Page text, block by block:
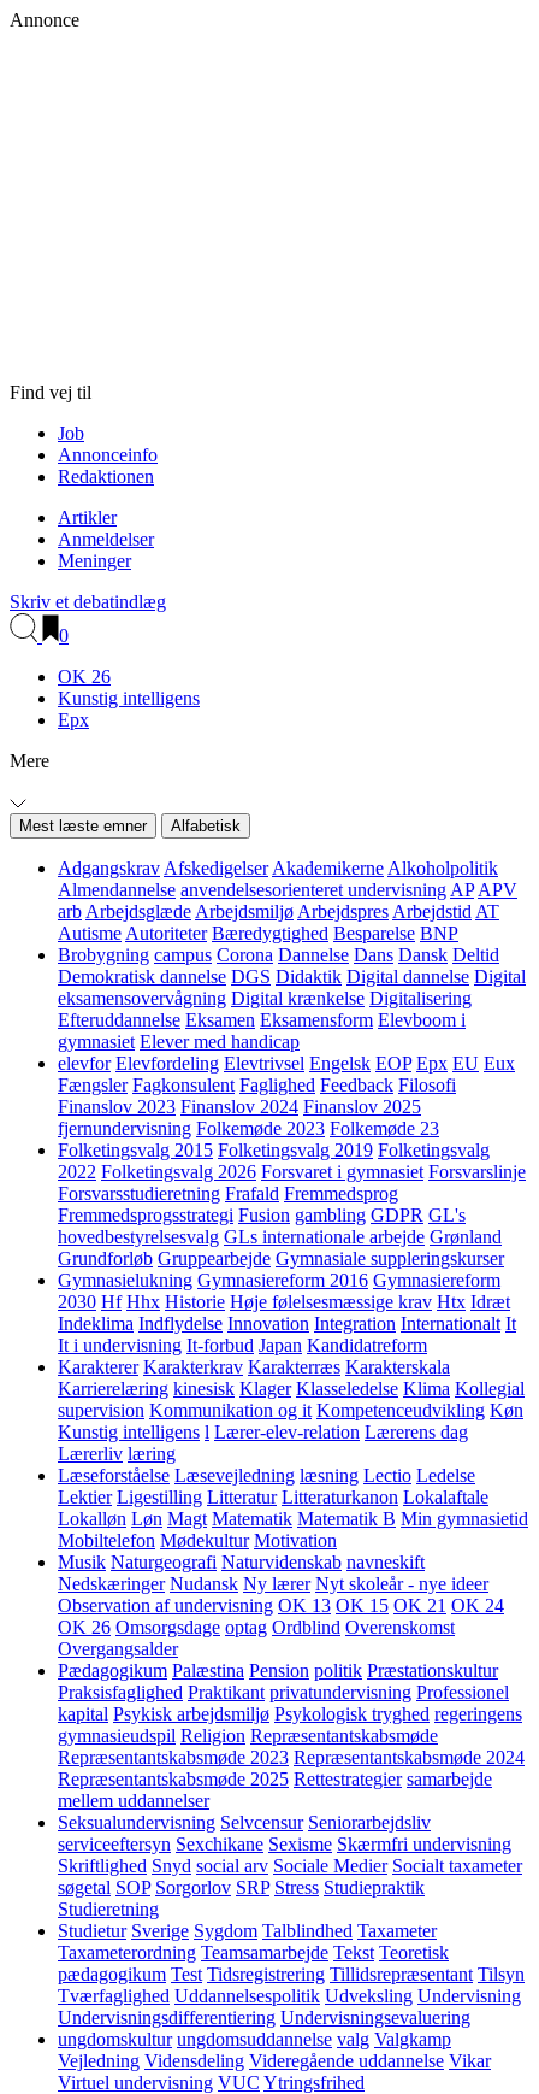
Annonce
Find vej til
Job
Annonceinfo
Redaktionen
Artikler
Anmeldelser
Meninger
Skriv et debatindlæg
0
OK 26
Kunstig intelligens
Epx
Mere
Mest læste emner Alfabetisk
Adgangskrav Afskedigelser Akademikerne Alkoholpolitik
Almendannelse anvendelsesorienteret undervisning AP APV
arb Arbejdsglæde Arbejdsmiljø Arbejdspres Arbejdstid AT
Autisme Autoriteter Bæredygtighed Besparelse BNP
Brobygning campus Corona Dannelse Dans Dansk Deltid
Demokratisk dannelse DGS Didaktik Digital dannelse Digital
eksamensovervågning Digital krænkelse Digitalisering
Efteruddannelse Eksamen Eksamensform Elevboom i
gymnasiet Elever med handicap
elevfor Elevfordeling Elevtrivsel Engelsk EOP Epx EU Eux
Fængsler Fagkonsulent Faglighed Feedback Filosofi
Finanslov 2023 Finanslov 2024 Finanslov 2025
fjernundervisning Folkemøde 2023 Folkemøde 23
Folketingsvalg 2015 Folketingsvalg 2019 Folketingsvalg
2022 Folketingsvalg 2026 Forsvaret i gymnasiet Forsvarslinje
Forsvarsstudieretning Frafald Fremmedsprog
Fremmedsprogsstrategi Fusion gambling GDPR GL's
hovedbestyrelsesvalg GLs internationale arbejde Grønland
Grundforløb Gruppearbejde Gymnasiale suppleringskurser
Gymnasielukning Gymnasiereform 2016 Gymnasiereform
2030 Hf Hhx Historie Høje følelsesmæssige krav Htx Idræt
Indeklima Indflydelse Innovation Integration Internationalt It
It i undervisning It-forbud Japan Kandidatreform
Karakterer Karakterkrav Karakterræs Karakterskala
Karrierelæring kinesisk Klager Klasseledelse Klima Kollegial
supervision Kommunikation og it Kompetenceudvikling Køn
Kunstig intelligens l Lærer-elev-relation Lærerens dag
Lærerliv læring
Læseforståelse Læsevejledning læsning Lectio Ledelse
Lektier Ligestilling Litteratur Litteraturkanon Lokalaftale
Lokalløn Løn Magt Matematik Matematik B Min gymnasietid
Mobiltelefon Mødekultur Motivation
Musik Naturgeografi Naturvidenskab navneskift
Nedskæringer Nudansk Ny lærer Nyt skoleår - nye ideer
Observation af undervisning OK 13 OK 15 OK 21 OK 24
OK 26 Omsorgsdage optag Ordblind Overenskomst
Overgangsalder
Pædagogikum Palæstina Pension politik Præstationskultur
Praksisfaglighed Praktikant privatundervisning Professionel
kapital Psykisk arbejdsmiljø Psykologisk tryghed regeringens
gymnasieudspil Religion Repræsentantskabsmøde
Repræsentantskabsmøde 2023 Repræsentantskabsmøde 2024
Repræsentantskabsmøde 2025 Rettestrategier samarbejde
mellem uddannelser
Seksualundervisning Selvcensur Seniorarbejdsliv
serviceeftersyn Sexchikane Sexisme Skærmfri undervisning
Skriftlighed Snyd social arv Sociale Medier Socialt taxameter
søgetal SOP Sorgorlov SRP Stress Studiepraktik
Studieretning
Studietur Sverige Sygdom Talblindhed Taxameter
Taxameterordning Teamsamarbejde Tekst Teoretisk
pædagogikum Test Tidsregistrering Tillidsrepræsentant Tilsyn
Tværfaglighed Uddannelsespolitik Udveksling Undervisning
Undervisningsdifferentiering Undervisningsevaluering
ungdomskultur ungdomsuddannelse valg Valgkamp
Vejledning Vidensdeling Videregående uddannelse Vikar
Virtuel undervisning VUC Ytringsfrihed